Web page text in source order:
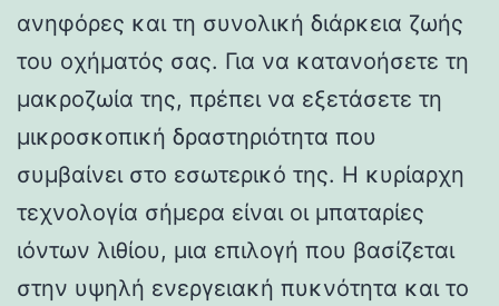
ανηφόρες και τη συνολική διάρκεια ζωής
του οχήματός σας. Για να κατανοήσετε τη
μακροζωία της, πρέπει να εξετάσετε τη
μικροσκοπική δραστηριότητα που
συμβαίνει στο εσωτερικό της. Η κυρίαρχη
τεχνολογία σήμερα είναι οι μπαταρίες
ιόντων λιθίου, μια επιλογή που βασίζεται
στην υψηλή ενεργειακή πυκνότητα και το